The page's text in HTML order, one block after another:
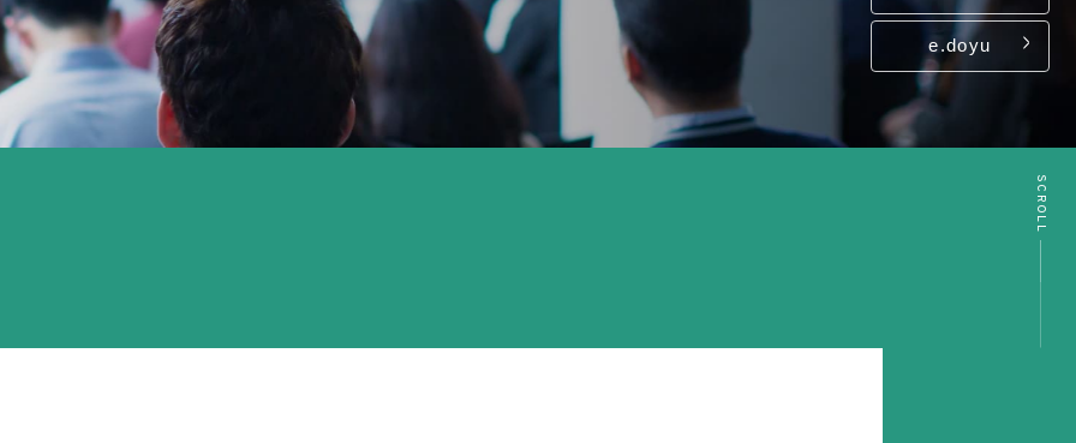
e.doyu
同友会とは
SCROLL